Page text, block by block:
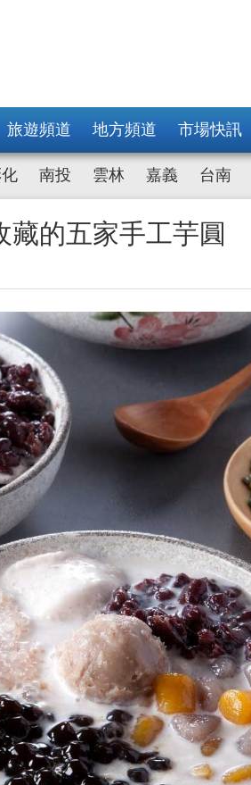
旅遊頻道 地方頻道 市場快訊
南投 雲林 嘉義 台南
的五家手工芋圓